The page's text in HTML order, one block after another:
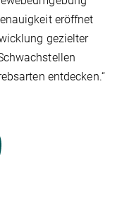
eröffnet
gezielter
entdecken.“